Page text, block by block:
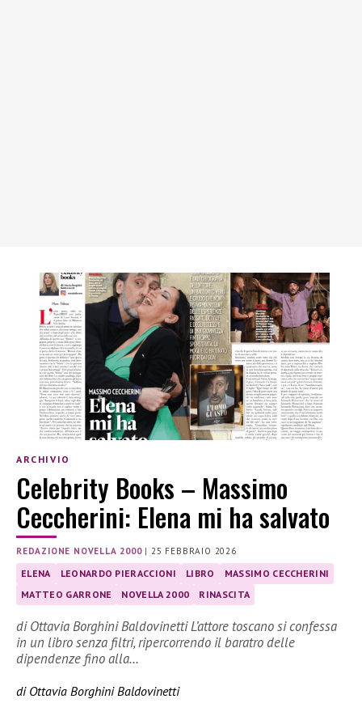
ARCHIVIO
Celebrity Books – Massimo
Ceccherini: Elena mi ha salvato
REDAZIONE NOVELLA 2000| 25 FEBBRAIO 2026
ELENA LEONARDO PIERACCIONI LIBRO
MASSIMO CECCHERINI
MATTEO GARRONE
NOVELLA 2000 RINASCITA
di Ottavia Borghini Baldovinetti L’attore toscano si confessa
in un libro senza filtri, ripercorrendo il baratro delle
dipendenze fino alla…
di Ottavia Borghini Baldovinetti